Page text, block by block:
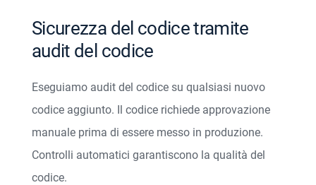
Sicurezza del codice tramite
audit del codice
Eseguiamo audit del codice su qualsiasi nuovo
codice aggiunto. Il codice richiede approvazione
manuale prima di essere messo in produzione.
Controlli automatici garantiscono la qualità del
codice.